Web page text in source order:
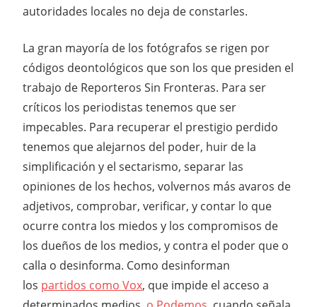
autoridades locales no deja de constarles.
La gran mayoría de los fotógrafos se rigen por
códigos deontológicos que son los que presiden el
trabajo de Reporteros Sin Fronteras. Para ser
críticos los periodistas tenemos que ser
impecables. Para recuperar el prestigio perdido
tenemos que alejarnos del poder, huir de la
simplificación y el sectarismo, separar las
opiniones de los hechos, volvernos más avaros de
adjetivos, comprobar, verificar, y contar lo que
ocurre contra los miedos y los compromisos de
los dueños de los medios, y contra el poder que o
calla o desinforma. Como desinforman
los partidos como Vox, que impide el acceso a